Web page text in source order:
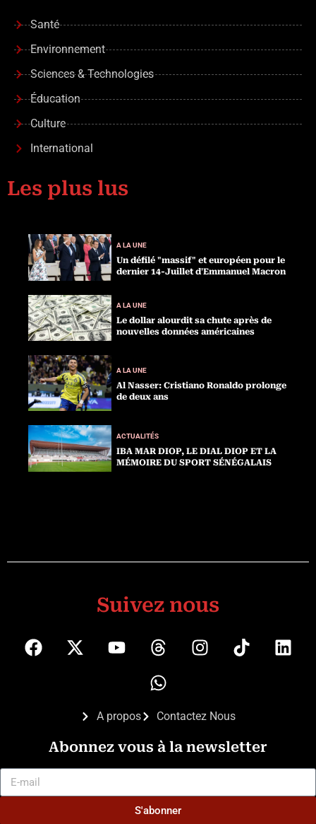
Santé
Environnement
Sciences & Technologies
Éducation
Culture
International
Les plus lus
A LA UNE
Un défilé "massif" et européen pour le
dernier 14-Juillet d'Emmanuel Macron
A LA UNE
Le dollar alourdit sa chute après de
nouvelles données américaines
A LA UNE
Al Nasser: Cristiano Ronaldo prolonge
de deux ans
ACTUALITÉS
IBA MAR DIOP, LE DIAL DIOP ET LA
MÉMOIRE DU SPORT SÉNÉGALAIS
Suivez nous
A propos Contactez Nous
Abonnez vous à la newsletter
S'abonner